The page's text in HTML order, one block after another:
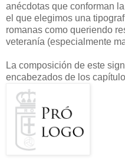
anécdotas que conforman
el que elegimos una
romanas como queriendo
veteranía (especialmente
La composición de este
encabezados de los